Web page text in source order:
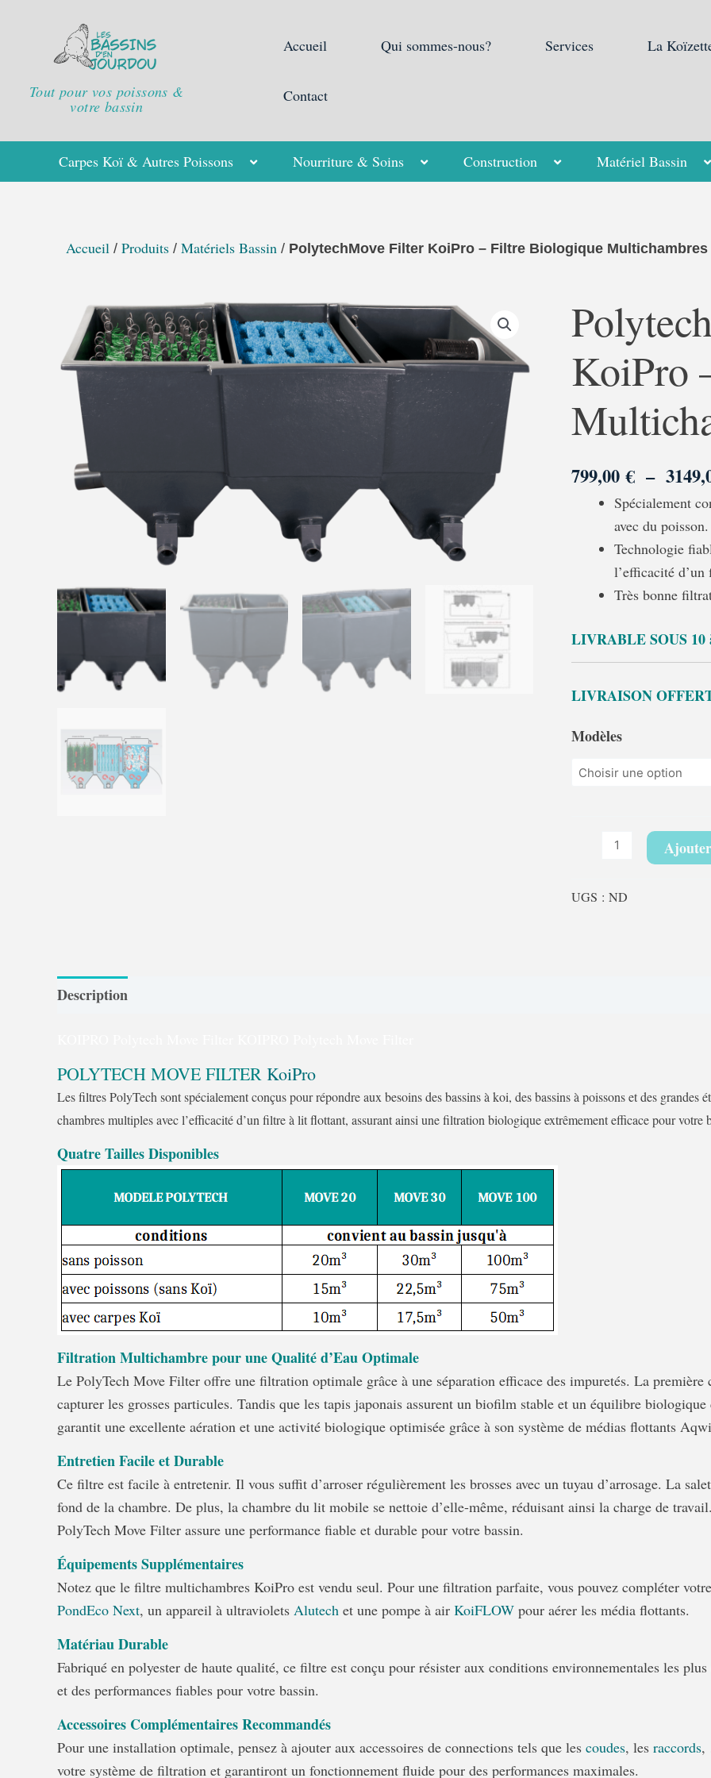
Tout pour vos poissons &
votre bassin
Accueil Qui sommes-nous? Services La
Contact
Carpes Koï & Autres Poissons Nourriture & Soins Construction Matériel Bassin
Accueil / Produits / Matériels Bassin / PolytechMove Filter KoiPro – Filtre Biologique Multichambres
KoiPro
799,00€ –
Spécialement
avec du poisson.
Technologie
l’efficacité d’un
Très bonne
LIVRABLE SOUS 10
LIVRAISON
Modèles
quantité
de
Filter
Biologique
Multichambres
UGS : ND
Description
POLYTECH MOVE FILTER KoiPro
Les filtres PolyTech sont spécialement conçus pour répondre aux besoins des bassins à koi, des bassins à poissons et des grandes
chambres multiples avec l’efficacité d’un filtre à lit flottant, assurant ainsi une filtration biologique extrêmement efficace pour votre
Quatre Tailles Disponibles
Filtration Multichambre pour une Qualité d’Eau Optimale
Le PolyTech Move Filter offre une filtration optimale grâce à une séparation efficace des impuretés. La première
capturer les grosses particules. Tandis que les tapis japonais assurent un biofilm stable et un équilibre
garantit une excellente aération et une activité biologique optimisée grâce à son système de médias flottants
Entretien Facile et Durable
Ce filtre est facile à entretenir. Il vous suffit d’arroser régulièrement les brosses avec un tuyau d’arrosage. La
fond de la chambre. De plus, la chambre du lit mobile se nettoie d’elle-même, réduisant ainsi la charge de
PolyTech Move Filter assure une performance fiable et durable pour votre bassin.
Équipements Supplémentaires
Notez que le filtre multichambres KoiPro est vendu seul. Pour une filtration parfaite, vous pouvez compléter
PondEco Next, un appareil à ultraviolets Alutech et une pompe à air KoiFLOW pour aérer les média flottants.
Matériau Durable
Fabriqué en polyester de haute qualité, ce filtre est conçu pour résister aux conditions environnementales les
et des performances fiables pour votre bassin.
Accessoires Complémentaires Recommandés
Pour une installation optimale, pensez à ajouter aux accessoires de connections tels que les coudes, les raccords,
votre système de filtration et garantiront un fonctionnement fluide pour des performances maximales.